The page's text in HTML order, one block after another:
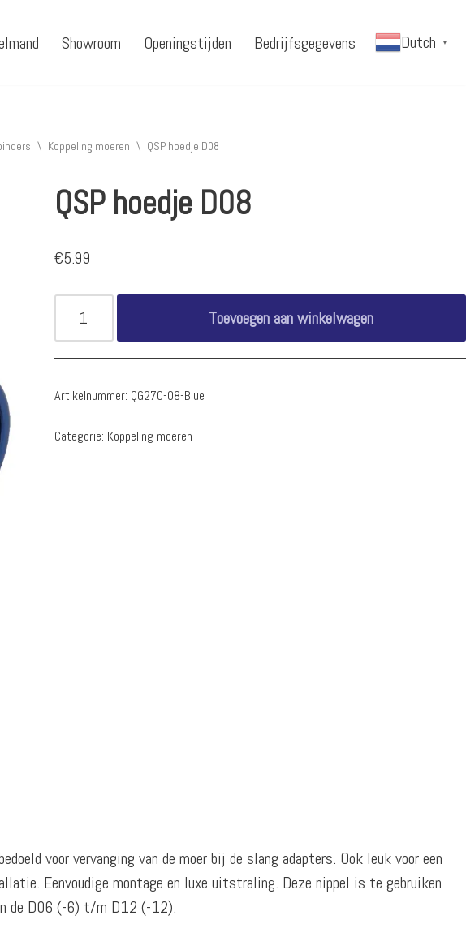
Showroom Openingstijden Bedrijfsgegevens Dutch ▼
\ Koppeling moeren \ QSP hoedje D08
QSP hoedje D08
€5.99
Toevoegen aan winkelwagen
Artikelnummer: QG270-08-Blue
Categorie: Koppeling moeren
voor vervanging van de moer bij de slang adapters. Ook leuk voor een
Eenvoudige montage en luxe uitstraling. Deze nippel is te gebruiken
de D06 (-6) t/m D12 (-12).